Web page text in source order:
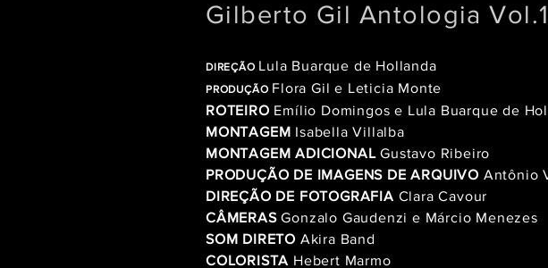
Gilberto Gil Antologia Vol.1
DIREÇÃO Lula Buarque de Hollanda
PRODUÇÃO Flora Gil e Leticia Monte
ROTEIRO Emílio Domingos e Lula Buarque de
MONTAGEM Isabella Villalba
MONTAGEM ADICIONALGustavo Ribeiro
PRODUÇÃO DE IMAGENS DE ARQUIVO Antônio
DIREÇÃO DE FOTOGRAFIA Clara Cavour
CÂMERASGonzalo Gaudenzi e Márcio Menezes
SOM DIRETO Akira Band
COLORISTA Hebert Marmo